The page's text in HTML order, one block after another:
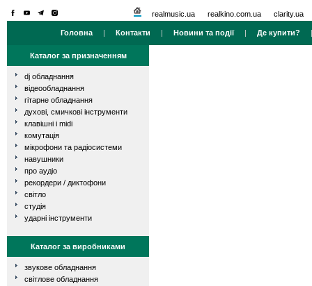
realmusic.ua realkino.com.ua clarity.ua
Головна | Контакти | Новини та події| Де купити?
Каталог за призначенням
dj обладнання
відеообладнання
гітарне обладнання
духові, смичкові інструменти
клавішні і midi
комутація
мікрофони та радіосистеми
навушники
про аудіо
рекордери / диктофони
світло
студія
ударні інструменти
Каталог за виробниками
звукове обладнання
світлове обладнання